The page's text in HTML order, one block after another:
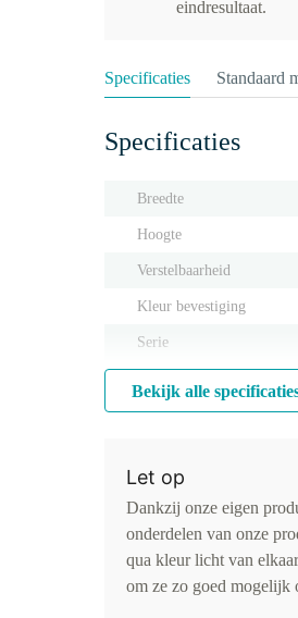
eindresultaat.
Specificaties Standaard
Specificaties
Breedte
Hoogte
Verstelbaarheid
Kleur bevestiging
Serie
Bekijk alle
Let op
Dankzij onze eigen
onderdelen van onze
qua kleur licht van
om ze zo goed mogelijk